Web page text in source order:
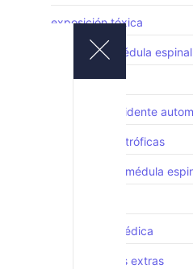
exposición tóxica
lesión de la médula espinal
lesión laboral
lesión por accidente
lesiones catastróficas
lesiones de la médula
negligencia médica
pago de horas extras